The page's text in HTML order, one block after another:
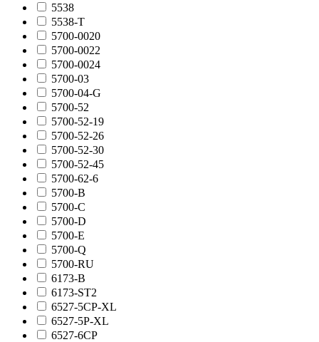
5538
5538-T
5700-0020
5700-0022
5700-0024
5700-03
5700-04-G
5700-52
5700-52-19
5700-52-26
5700-52-30
5700-52-45
5700-62-6
5700-B
5700-C
5700-D
5700-E
5700-Q
5700-RU
6173-B
6173-ST2
6527-5CP-XL
6527-5P-XL
6527-6CP